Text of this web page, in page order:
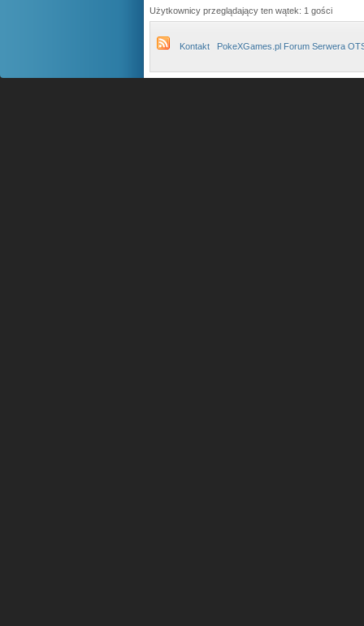
Użytkownicy przeglądający ten wątek: 1 gości
Kontakt PokeXGames.pl Forum Serwera